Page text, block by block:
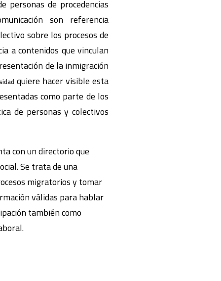
de procedencias
son referencia
sobre los procesos de
a contenidos que vinculan
de la inmigración
quiere hacer visible esta
como parte de los
de personas y colectivos
con un directorio que
Se trata de una
migratorios y tomar
válidas para hablar
también como